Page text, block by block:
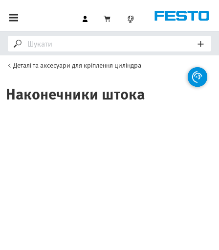
Деталі та аксесуари для кріплення циліндра
Наконечники штока